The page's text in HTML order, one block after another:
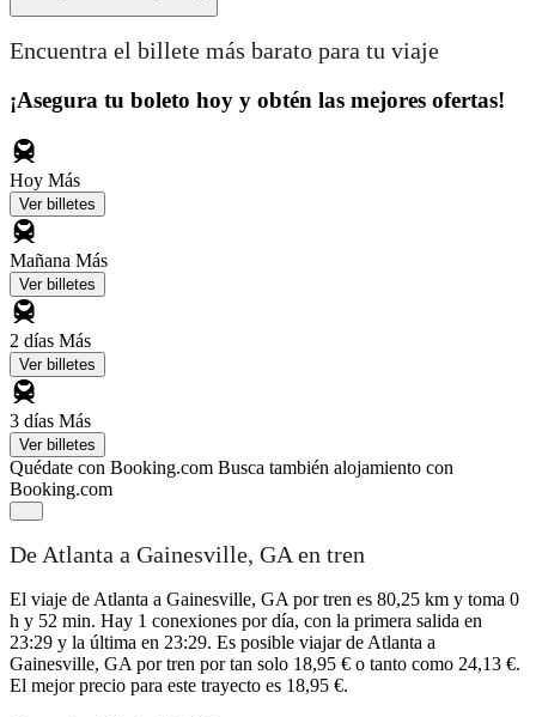
Encuentra el billete más barato para tu viaje
¡Asegura tu boleto hoy y obtén las mejores ofertas!
Hoy Más
Ver billetes
Mañana Más
Ver billetes
2 días Más
Ver billetes
3 días Más
Ver billetes
Quédate con Booking.com Busca también alojamiento con
Booking.com
De Atlanta a Gainesville, GA en tren
El viaje de Atlanta a Gainesville, GA por tren es 80,25 km y toma 0
h y 52 min. Hay 1 conexiones por día, con la primera salida en
23:29 y la última en 23:29. Es posible viajar de Atlanta a
Gainesville, GA por tren por tan solo 18,95 € o tanto como 24,13 €.
El mejor precio para este trayecto es 18,95 €.